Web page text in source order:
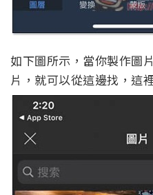
如下圖所示，當你製作圖
片，就可以從這邊找，這